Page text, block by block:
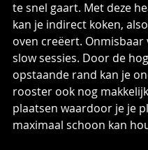
te snel gaart. Met deze
kan je indirect koken,
oven creëert. Onmisbaar
slow sessies. Door de
opstaande rand kan je
rooster ook nog
plaatsen waardoor je je
maximaal schoon kan